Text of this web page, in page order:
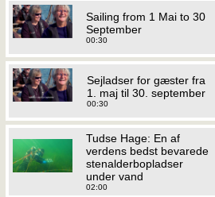
Sailing from 1 Mai to 30
September
00:30
Sejladser for gæster fra
1. maj til 30. september
00:30
Tudse Hage: En af
verdens bedst bevarede
stenalderbopladser
under vand
02:00